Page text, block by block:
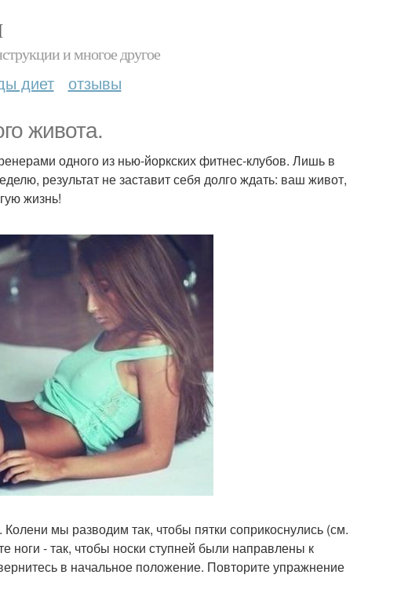
и многое другое
диет отзывы
живота.
одного из нью-йоркских фитнес-клубов. Лишь в
результат не заставит себя долго ждать: ваш живот,
жизнь!
мы разводим так, чтобы пятки соприкоснулись (см.
ноги - так, чтобы носки ступней были направлены к
в начальное положение. Повторите упражнение